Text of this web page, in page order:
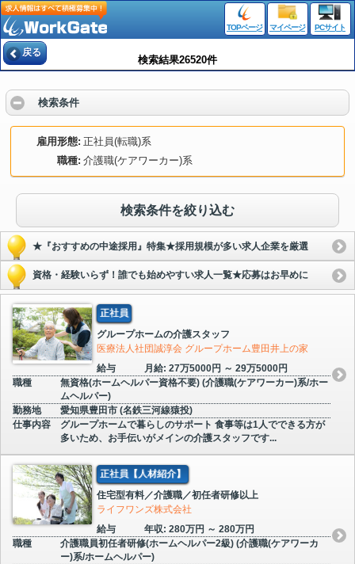
TOPページ マイページ PCサイト
戻る
検索結果26520件
検索条件
雇用形態 正社員(転職)系
職種 介護職(ケアワーカー)系
検索条件を絞り込む
★『おすすめの中途採用』特集★採用規模が多い求人企業を厳選
資格・経験いらず！誰でも始めやすい求人一覧★応募はお早めに
正社員
グループホームの介護スタッフ
医療法人社団誠淳会 グループホーム豊田井上の家
給与
月給: 27万5000円 ～ 29万5000円
職種
無資格(ホームヘルパー資格不要) (介護職(ケアワーカー)系/ホー
ムヘルパー)
勤務地
愛知県豊田市 (名鉄三河線猿投)
仕事内容
グループホームで暮らしのサポート 食事等は1人でできる方が
多いため、お手伝いがメインの介護スタッフです...
正社員【人材紹介】
住宅型有料／介護職／初任者研修以上
ライフワンズ株式会社
給与
年収: 280万円 ～ 280万円
職種
介護職員初任者研修(ホームヘルパー2級) (介護職(ケアワーカ
ー)系/ホームヘルパー)